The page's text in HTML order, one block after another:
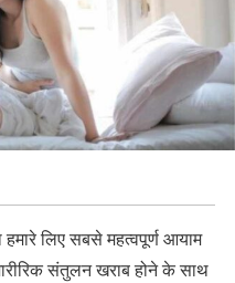
हमारे लिए सबसे महत्वपूर्ण आयाम
संतुलन खराब होने के साथ